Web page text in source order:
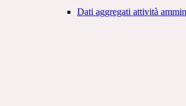
Dati aggregati attività